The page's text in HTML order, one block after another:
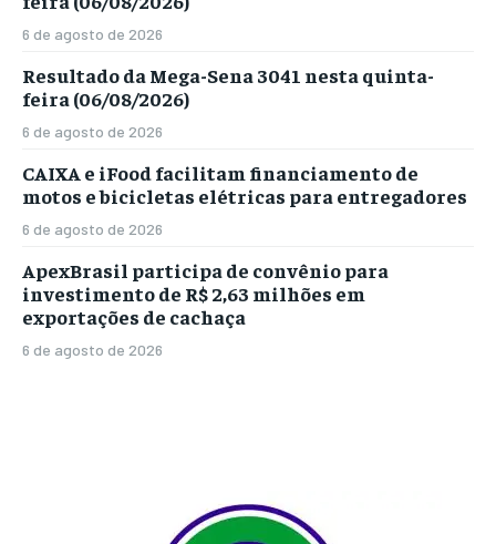
6 de agosto de 2026
Resultado da Mega-Sena 3041 nesta quinta-
feira (06/08/2026)
6 de agosto de 2026
CAIXA e iFood facilitam financiamento de
motos e bicicletas elétricas para entregadores
6 de agosto de 2026
ApexBrasil participa de convênio para
investimento de R$ 2,63 milhões em
exportações de cachaça
6 de agosto de 2026